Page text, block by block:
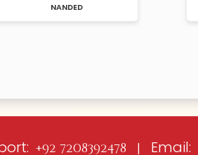
NANDED
+92 7208392478 | Email: